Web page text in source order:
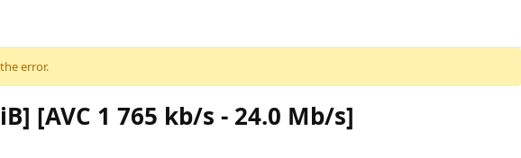
error.
[AVC 1 765 kb/s - 24.0 Mb/s]